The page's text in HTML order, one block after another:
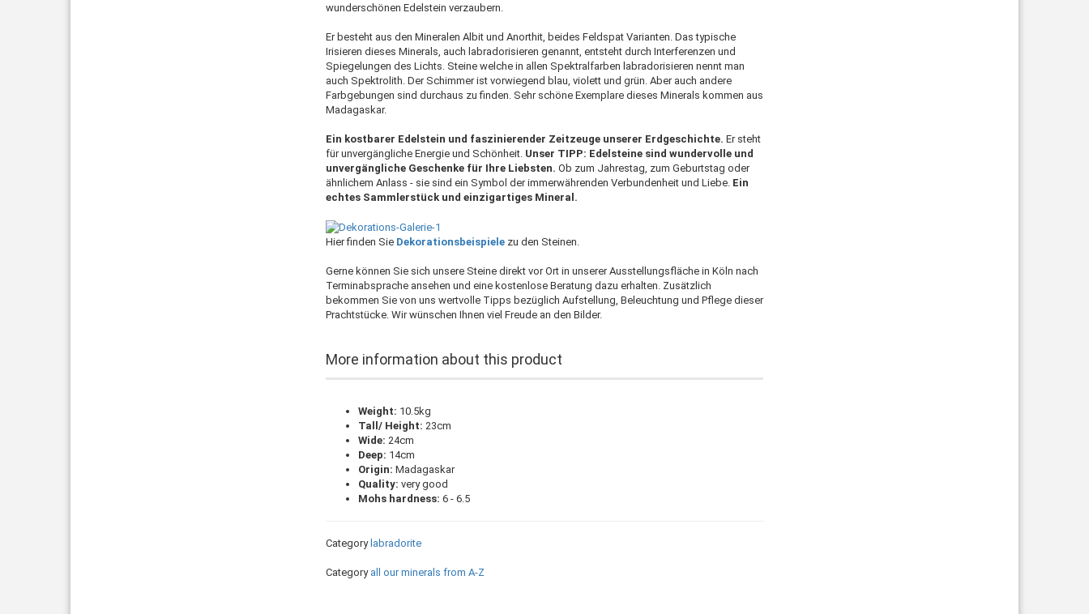
wunderschönen Edelstein verzaubern.
Er besteht aus den Mineralen Albit und Anorthit, beides Feldspat Varianten. Das typische
Irisieren dieses Minerals, auch labradorisieren genannt, entsteht durch Interferenzen und
Spiegelungen des Lichts. Steine welche in allen Spektralfarben labradorisieren nennt man
auch Spektrolith. Der Schimmer ist vorwiegend blau, violett und grün. Aber auch andere
Farbgebungen sind durchaus zu finden. Sehr schöne Exemplare dieses Minerals kommen aus
Madagaskar.
Ein kostbarer Edelstein und faszinierender Zeitzeuge unserer Erdgeschichte. Er steht
für unvergängliche Energie und Schönheit. Unser TIPP: Edelsteine sind wundervolle und
unvergängliche Geschenke für Ihre Liebsten. Ob zum Jahrestag, zum Geburtstag oder
ähnlichem Anlass - sie sind ein Symbol der immerwährenden Verbundenheit und Liebe. Ein
echtes Sammlerstück und einzigartiges Mineral.
Hier finden Sie Dekorationsbeispiele zu den Steinen.
Gerne können Sie sich unsere Steine direkt vor Ort in unserer Ausstellungsfläche in Köln nach
Terminabsprache ansehen und eine kostenlose Beratung dazu erhalten. Zusätzlich
bekommen Sie von uns wertvolle Tipps bezüglich Aufstellung, Beleuchtung und Pflege dieser
Prachtstücke. Wir wünschen Ihnen viel Freude an den Bilder.
More information about this product
Weight: 10.5kg
Tall/ Height: 23cm
Wide: 24cm
Deep: 14cm
Origin: Madagaskar
Quality: very good
Mohs hardness: 6 - 6.5
Category labradorite
Category all our minerals from A-Z